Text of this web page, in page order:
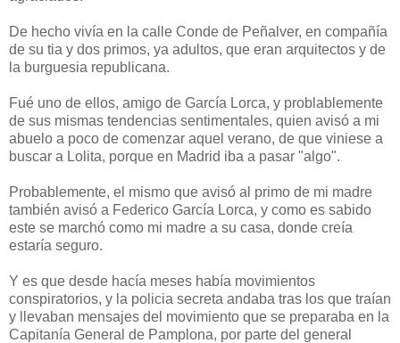
De hecho vivía en la calle Conde de Peñalver, en compañía
de su tia y dos primos, ya adultos, que eran arquitectos y de
la burguesia republicana.
Fué uno de ellos, amigo de García Lorca, y problablemente
de sus mismas tendencias sentimentales, quien avisó a mi
abuelo a poco de comenzar aquel verano, de que viniese a
buscar a Lolita, porque en Madrid iba a pasar "algo".
Probablemente, el mismo que avisó al primo de mi madre
también avisó a Federico García Lorca, y como es sabido
este se marchó como mi madre a su casa, donde creía
estaría seguro.
Y es que desde hacía meses había movimientos
conspiratorios, y la policia secreta andaba tras los que traían
y llevaban mensajes del movimiento que se preparaba en la
Capitanía General de Pamplona, por parte del general